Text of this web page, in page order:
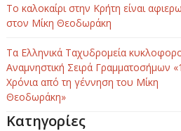
Το καλοκαίρι στην Κρήτη είναι
στον Μίκη Θεοδωράκη
Τα Ελληνικά Ταχυδρομεία
Αναμνηστική Σειρά Γραμματοσήμων
Χρόνια από τη γέννηση του Μίκη
Θεοδωράκη»
Κατηγορίες